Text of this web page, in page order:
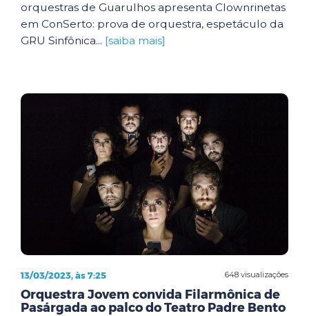
orquestras de Guarulhos apresenta Clownrinetas
em ConSerto: prova de orquestra, espetáculo da
GRU Sinfônica... [saiba mais]
648 visualizações
13/03/2023, às 7:25
Orquestra Jovem convida Filarmônica de
Pasárgada ao palco do Teatro Padre Bento